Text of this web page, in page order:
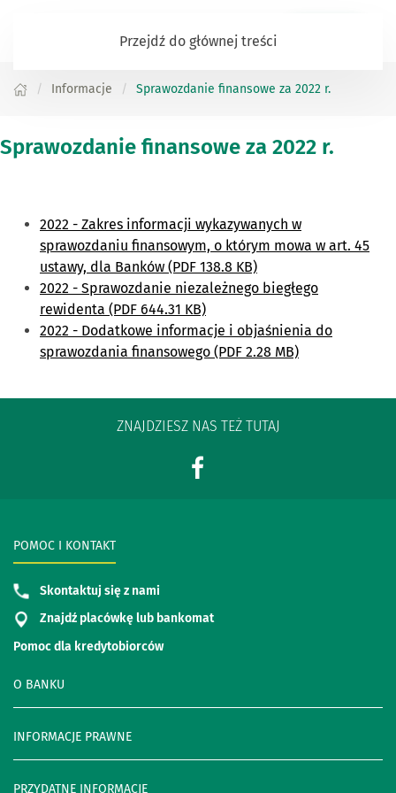
Przejdź do głównej treści
Informacje Sprawozdanie finansowe za 2022 r.
Sprawozdanie finansowe za 2022 r.
2022 - Zakres informacji wykazywanych w
sprawozdaniu finansowym, o którym mowa w art. 45
ustawy, dla Banków (PDF 138.8 KB)
2022 - Sprawozdanie niezależnego biegłego
rewidenta (PDF 644.31 KB)
2022 - Dodatkowe informacje i objaśnienia do
sprawozdania finansowego (PDF 2.28 MB)
ZNAJDZIESZ NAS TEŻ TUTAJ
O BANKU
INFORMACJE PRAWNE
PRZYDATNE INFORMACJE
POMOC I KONTAKT
Skontaktuj się z nami
Znajdź placówkę lub bankomat
Pomoc dla kredytobiorców